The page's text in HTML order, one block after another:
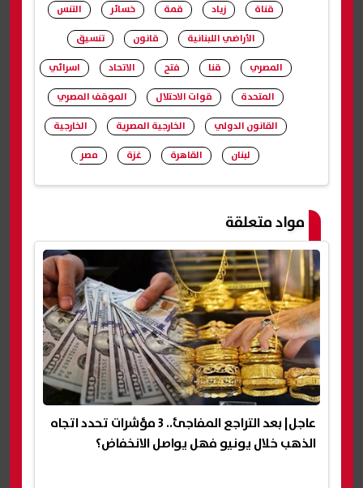
شارك
قناة
زياد قمة خسائر
التنس
الأراضي اللبنانية
قانون
تنسيق
المصري
قنا فتح الاتحاد
اسرائي
المتحدة
قوات الاحتلال
الموقف المصري
القانون الدولي
الخارجية المصرية
الخارجية
لبنان
القاهرة غزة مصر
مواد متعلقة
عاجل| بعد التراجع المفاجئ.. 3 مؤشرات تحدد اتجاه
الذهب خلال يونيو فهل يواصل الانخفاض؟